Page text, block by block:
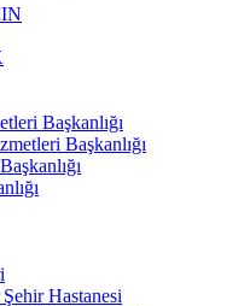
Başkanlığı
Başkanlığı
Hastanesi